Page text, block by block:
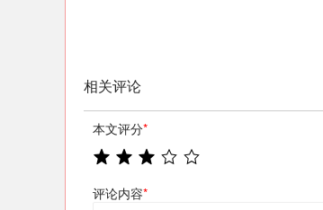
相关评论
本文评分*
评论内容*